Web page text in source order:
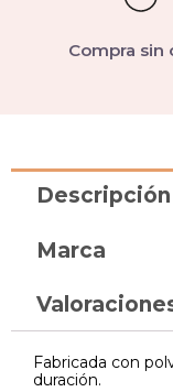
Compra sin
Descripción
Marca
Fabricada con
duración.